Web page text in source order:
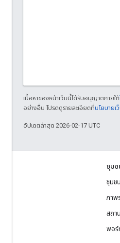
เนื้อหาของหน้าเว็บนี้ได้รับอนุญาตภายใต้
อย่างอื่น โปรดดูรายละเอียดที่นโยบายเ
อัปเดตล่าสุด 2026-02-17 UTC
ชุมช
ชุมชน
ภาพ
สถา
พอร์